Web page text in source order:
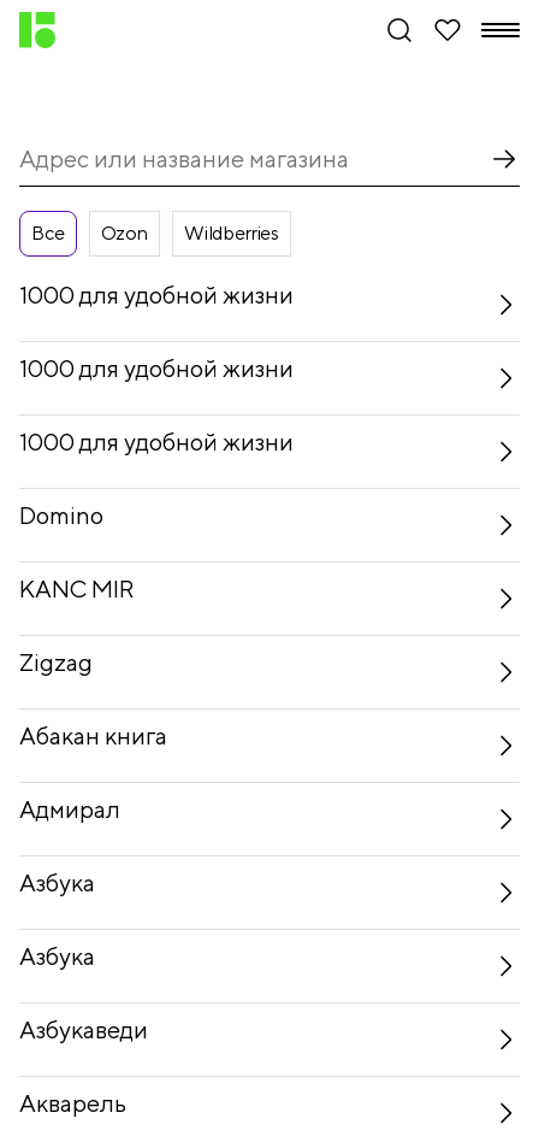
Все Ozon Wildberries
1000 для удобной жизни
1000 для удобной жизни
1000 для удобной жизни
Domino
KANC MIR
Zigzag
Абакан книга
Адмирал
Азбука
Азбука
Азбукаведи
Акварель